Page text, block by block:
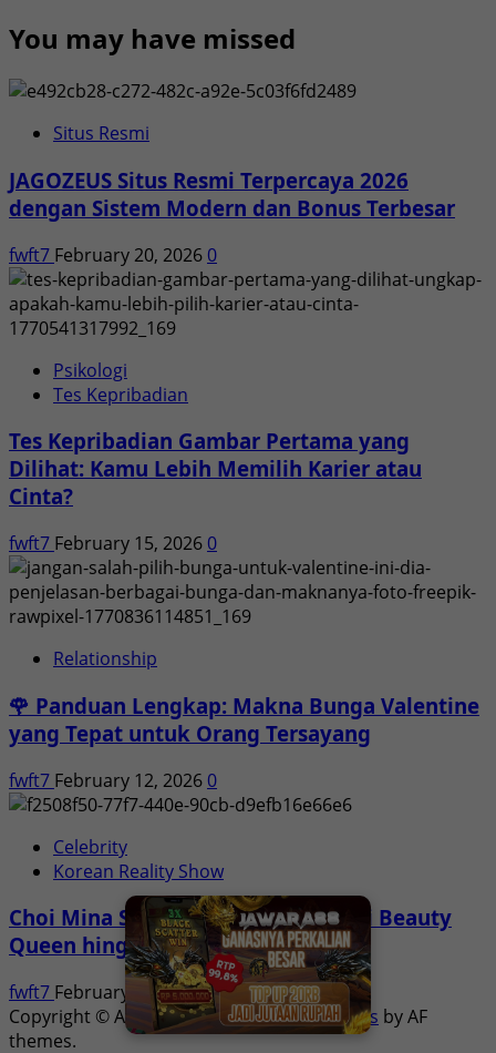
You may have missed
Situs Resmi
JAGOZEUS Situs Resmi Terpercaya 2026
dengan Sistem Modern dan Bonus Terbesar
fwft7 February 20, 2026 0
Psikologi
Tes Kepribadian
Tes Kepribadian Gambar Pertama yang
Dilihat: Kamu Lebih Memilih Karier atau
Cinta?
fwft7 February 15, 2026 0
Relationship
🌹 Panduan Lengkap: Makna Bunga Valentine
yang Tepat untuk Orang Tersayang
fwft7 February 12, 2026 0
Celebrity
Korean Reality Show
Choi Mina Sue Single’s Inferno: Dari Beauty
Queen hingga Kontroversi Sosial
fwft7 February 10, 20260
Copyright © All rights reserved.|MoreNews by AF
themes.